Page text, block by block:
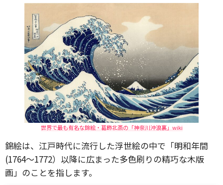
世界で最も有名な錦絵・葛飾北斎の「神奈川沖浪裏」wiki
錦絵は、江戸時代に流行した浮世絵の中で「明和年間
(1764～1772）以降に広まった多色刷りの精巧な木版
画」のことを指します。